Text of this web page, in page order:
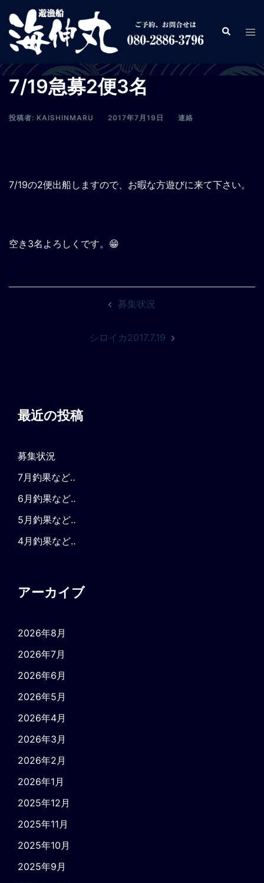
ツ
検
索
ト
メ
7/19急募2便3名
投稿者: KAISHINMARU 2017年7月19日 連絡
7/19の2便出船しますので、お暇な方遊びに来て下さい。
空き3名よろしくです。😁
ョ
ン
募集状況
シロイカ2017.7.19
最近の投稿
募集状況
7月釣果など‥
6月釣果など‥
5月釣果など‥
4月釣果など‥
アーカイブ
2026年8月
2026年7月
2026年6月
2026年5月
2026年4月
2026年3月
2026年2月
2026年1月
2025年12月
2025年11月
2025年10月
2025年9月